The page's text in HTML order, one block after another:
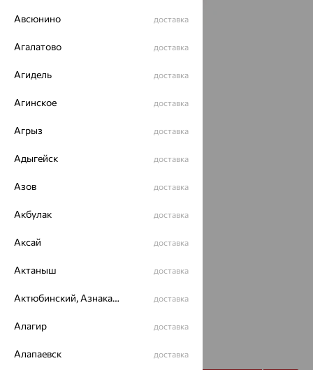
11 063 ₽
Авсюнино доставка
Агалатово доставка
Агидель доставка
Агинское доставка
Агрыз доставка
Адыгейск доставка
Азов доставка
Акбулак доставка
Аксай доставка
Актаныш доставка
Актюбинский, Азнакаевский район доставка
Алагир доставка
Алапаевск доставка